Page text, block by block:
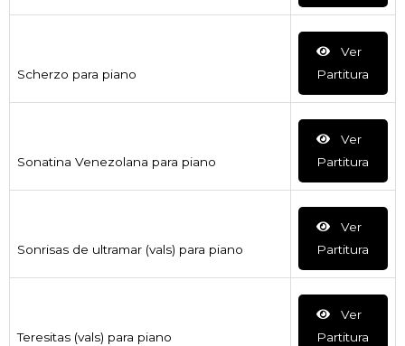
Scherzo para piano
Ver
Partitura
Sonatina Venezolana para piano
Ver
Partitura
Sonrisas de ultramar (vals) para piano
Ver
Partitura
Teresitas (vals) para piano
Ver
Partitura